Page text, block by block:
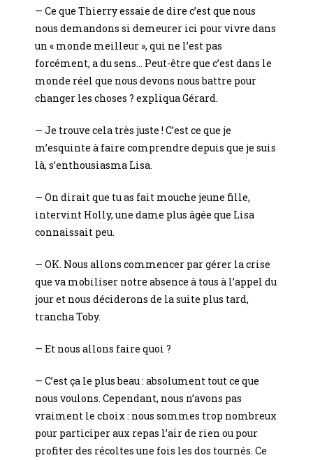
— Ce que Thierry essaie de dire c’est que nous
nous demandons si demeurer ici pour vivre dans
un « monde meilleur », qui ne l’est pas
forcément, a du sens… Peut-être que c’est dans le
monde réel que nous devons nous battre pour
changer les choses ? expliqua Gérard.
— Je trouve cela très juste ! C’est ce que je
m’esquinte à faire comprendre depuis que je suis
là, s’enthousiasma Lisa.
— On dirait que tu as fait mouche jeune fille,
intervint Holly, une dame plus âgée que Lisa
connaissait peu.
— OK. Nous allons commencer par gérer la crise
que va mobiliser notre absence à tous à l’appel du
jour et nous déciderons de la suite plus tard,
trancha Toby.
— Et nous allons faire quoi ?
— C’est ça le plus beau : absolument tout ce que
nous voulons. Cependant, nous n’avons pas
vraiment le choix : nous sommes trop nombreux
pour participer aux repas l’air de rien ou pour
profiter des récoltes une fois les dos tournés. Ce